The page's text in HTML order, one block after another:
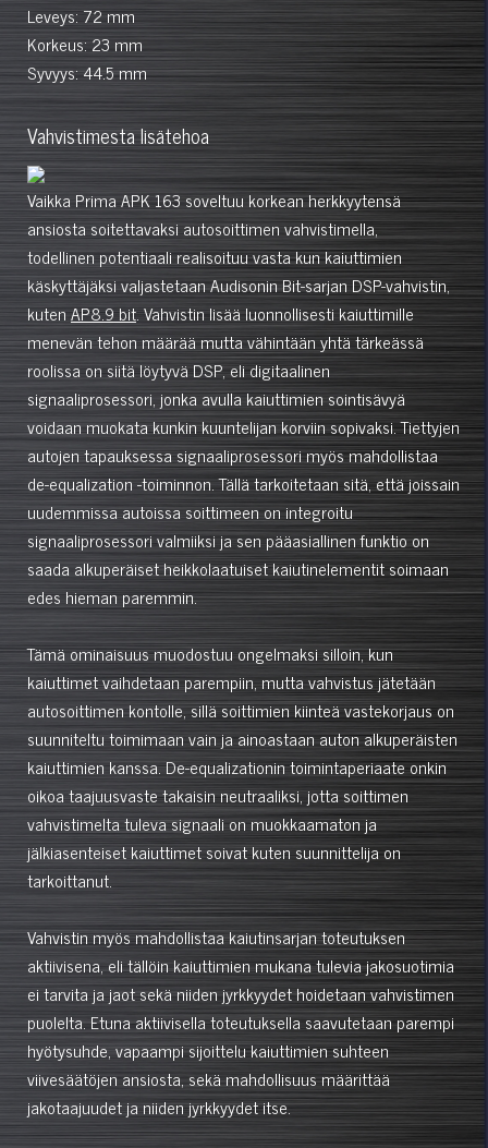
Leveys: 72 mm
Korkeus: 23 mm
Syvyys: 44.5 mm
Vahvistimesta lisätehoa
Vaikka Prima APK 163 soveltuu korkean herkkyytensä
ansiosta soitettavaksi autosoittimen vahvistimella,
todellinen potentiaali realisoituu vasta kun kaiuttimien
käskyttäjäksi valjastetaan Audisonin Bit-sarjan DSP-vahvistin,
kutenAP8.9 bit. Vahvistin lisää luonnollisesti kaiuttimille
menevän tehon määrää mutta vähintään yhtä tärkeässä
roolissa on siitä löytyvä DSP, eli digitaalinen
signaaliprosessori, jonka avulla kaiuttimien sointisävyä
voidaan muokata kunkin kuuntelijan korviin sopivaksi. Tiettyjen
autojen tapauksessa signaaliprosessori myös mahdollistaa
de-equalization -toiminnon. Tällä tarkoitetaan sitä, että joissain
uudemmissa autoissa soittimeen on integroitu
signaaliprosessori valmiiksi ja sen pääasiallinen funktio on
saada alkuperäiset heikkolaatuiset kaiutinelementit soimaan
edes hieman paremmin.
Tämä ominaisuus muodostuu ongelmaksi silloin, kun
kaiuttimet vaihdetaan parempiin, mutta vahvistus jätetään
autosoittimen kontolle, sillä soittimien kiinteä vastekorjaus on
suunniteltu toimimaan vain ja ainoastaan auton alkuperäisten
kaiuttimien kanssa. De-equalizationin toimintaperiaate onkin
oikoa taajuusvaste takaisin neutraaliksi, jotta soittimen
vahvistimelta tuleva signaali on muokkaamaton ja
jälkiasenteiset kaiuttimet soivat kuten suunnittelija on
tarkoittanut.
Vahvistin myös mahdollistaa kaiutinsarjan toteutuksen
aktiivisena, eli tällöin kaiuttimien mukana tulevia jakosuotimia
ei tarvita ja jaot sekä niiden jyrkkyydet hoidetaan vahvistimen
puolelta. Etuna aktiivisella toteutuksella saavutetaan parempi
hyötysuhde, vapaampi sijoittelu kaiuttimien suhteen
viivesäätöjen ansiosta, sekä mahdollisuus määrittää
jakotaajuudet ja niiden jyrkkyydet itse.